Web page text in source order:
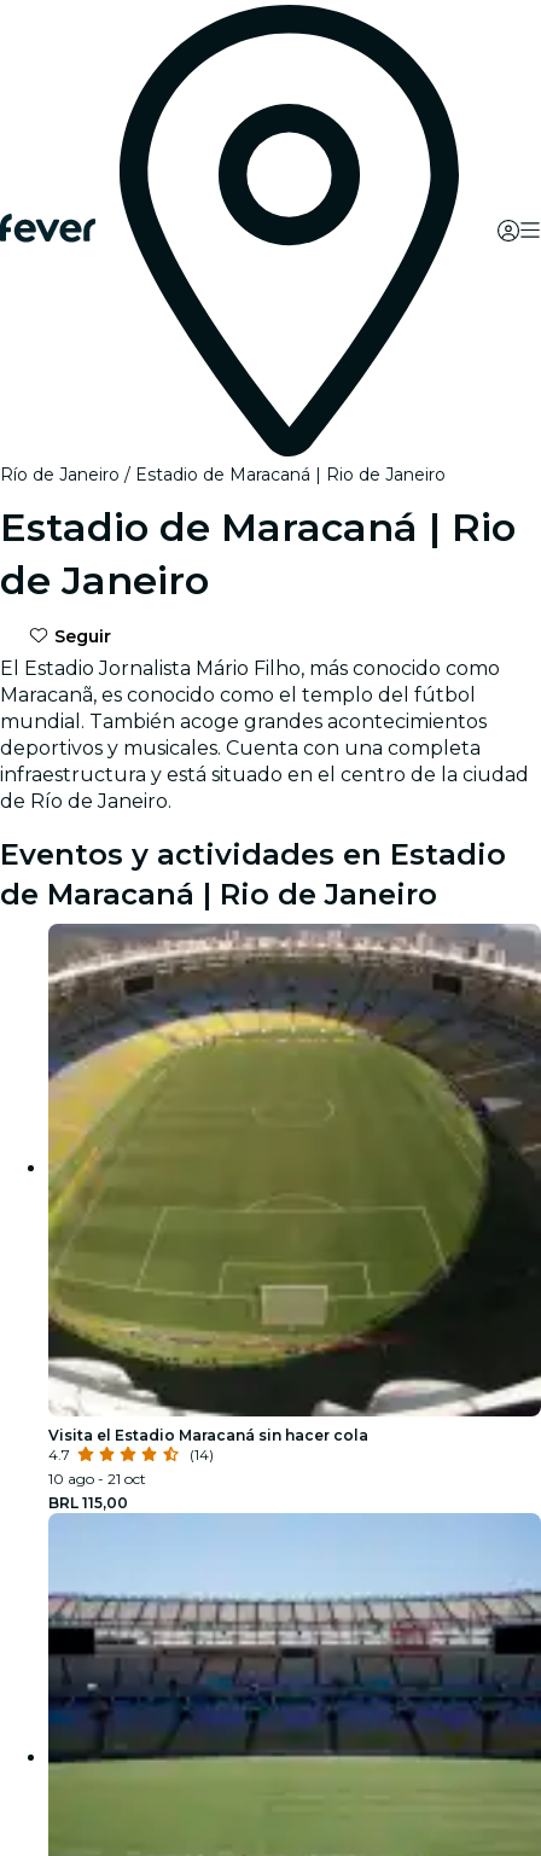
Río de Janeiro Estadio de Maracaná | Rio de Janeiro
Estadio de Maracaná | Rio
de Janeiro
Seguir
El Estadio Jornalista Mário Filho, más conocido como
Maracanã, es conocido como el templo del fútbol
mundial. También acoge grandes acontecimientos
deportivos y musicales. Cuenta con una completa
infraestructura y está situado en el centro de la ciudad
de Río de Janeiro.
Eventos y actividades en Estadio
de Maracaná | Rio de Janeiro
Visita el Estadio Maracaná sin hacer cola
4.7
(14)
10 ago - 21 oct
BRL 115,00